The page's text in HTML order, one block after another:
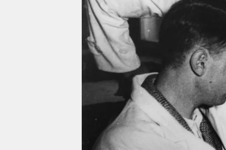
verlag
veranstaltungen
shop
fragen & hilfe
unterstützen
genossenschaft